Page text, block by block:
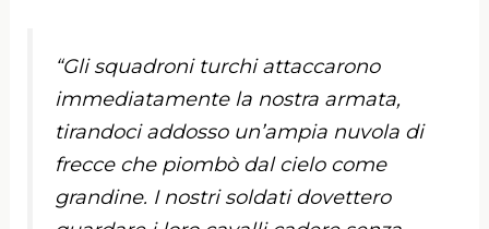
“Gli squadroni turchi attaccarono
immediatamente la nostra armata,
tirandoci addosso un’ampia nuvola di
frecce che piombò dal cielo come
grandine. I nostri soldati dovettero